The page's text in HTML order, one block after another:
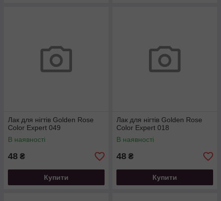
Лак для нігтів Golden Rose
Color Expert 049
В наявності
48 ₴
Купити
Лак для нігтів Golden Rose
Color Expert 018
В наявності
48 ₴
Купити